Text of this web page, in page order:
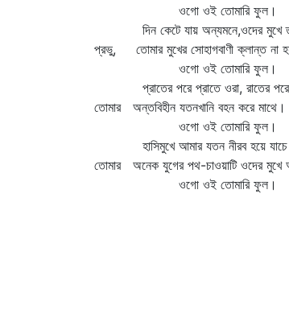
ওগো ওই তোমারি ফুল।
দিন কেটে যায় অন্যমনে,ওদের মুখে
প্রভু, তোমার মুখের সোহাগবাণী ক্লান্ত না
ওগো ওই তোমারি ফুল।
প্রাতের পরে প্রাতে ওরা, রাতের পরে
তোমার অন্তবিহীন যতনখানি বহন করে মাথে।
ওগো ওই তোমারি ফুল।
হাসিমুখে আমার যতন নীরব হয়ে
তোমার অনেক যুগের পথ-চাওয়াটি ওদের মুখে
ওগো ওই তোমারি ফুল।